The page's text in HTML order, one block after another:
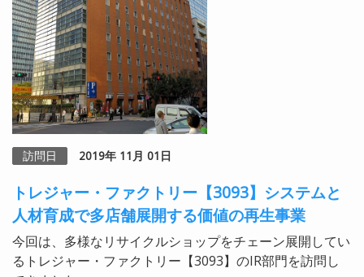
訪問日 2019年 11月 01日
トレジャー・ファクトリー【3093】システムと
人材育成で多店舗展開する価値の再生事業
今回は、多様なリサイクルショップをチェーン展開してい
るトレジャー・ファクトリー【3093】のIR部門を訪問し